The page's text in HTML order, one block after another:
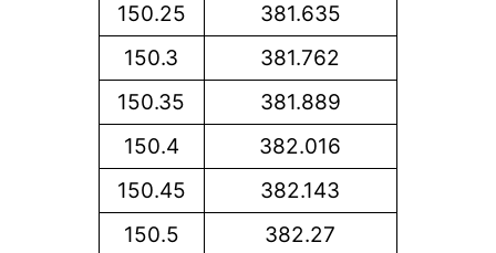
150.25
381.635
150.3
381.762
150.35
381.889
150.4
382.016
150.45
382.143
150.5
382.27